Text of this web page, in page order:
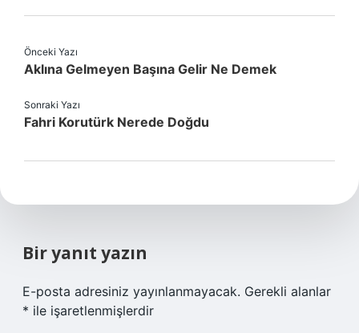
Önceki Yazı
Aklına Gelmeyen Başına Gelir Ne Demek
Sonraki Yazı
Fahri Korutürk Nerede Doğdu
Bir yanıt yazın
E-posta adresiniz yayınlanmayacak. Gerekli alanlar
* ile işaretlenmişlerdir